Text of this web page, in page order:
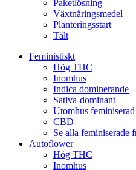
Paketlösning
Växtnäringsmedel
Planteringsstart
Tält
Feministiskt
Hög THC
Inomhus
Indica dominerande
Sativa-dominant
Utomhus feminiserad
CBD
Se alla feminiserade
Autoflower
Hög THC
Inomhus